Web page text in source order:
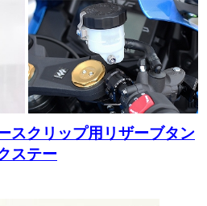
スクリップ用リザーブタン
ステー